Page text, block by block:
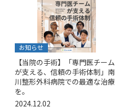
お知らせ
【当院の手術】「専門医チーム
が支える、信頼の手術体制」南
川整形外科病院での最適な治療
を。
2024.12.02